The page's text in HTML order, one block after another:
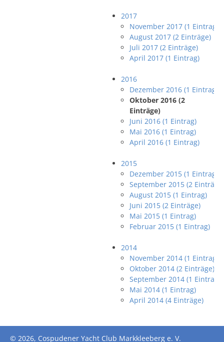
2017
November 2017 (1 Eintrag)
August 2017 (2 Einträge)
Juli 2017 (2 Einträge)
April 2017 (1 Eintrag)
2016
Dezember 2016 (1 Eintrag)
Oktober 2016 (2
Einträge)
Juni 2016 (1 Eintrag)
Mai 2016 (1 Eintrag)
April 2016 (1 Eintrag)
2015
Dezember 2015 (1 Eintrag)
September 2015 (2 Einträge)
August 2015 (1 Eintrag)
Juni 2015 (2 Einträge)
Mai 2015 (1 Eintrag)
Februar 2015 (1 Eintrag)
2014
November 2014 (1 Eintrag)
Oktober 2014 (2 Einträge)
September 2014 (1 Eintrag)
Mai 2014 (1 Eintrag)
April 2014 (4 Einträge)
© 2026, Cospudener Yacht Club Markkleeberg e. V.